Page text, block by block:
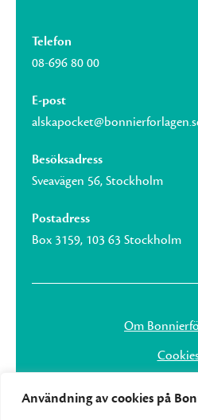
Användning av cookies på
Telefon
08-696 80 00
E-post
Besöksadress
Sveavägen 56, Stockholm
Postadress
Box 3159, 103 63 Stockholm
Om